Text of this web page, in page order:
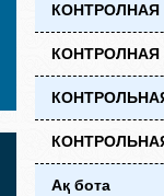
КОНТРОЛНАЯ
КОНТРОЛНАЯ
КОНТРОЛЬНАЯ
Ақ бота